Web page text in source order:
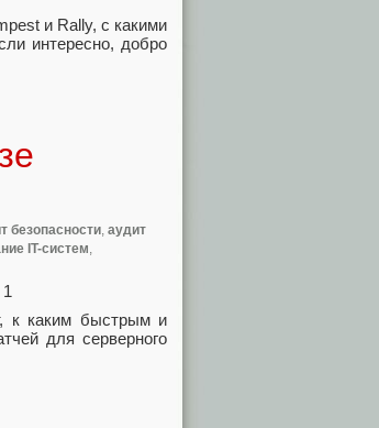
и Rally, с какими
интересно, добро
безопасности, аудит
IT-систем,
к каким быстрым и
для серверного